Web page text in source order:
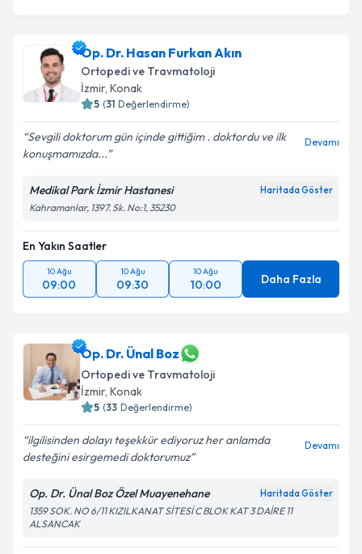
Op. Dr. Hasan Furkan Akın
Ortopedi ve Travmatoloji
İzmir, Konak
5 (31 Değerlendirme)
Sevgili doktorum gün içinde gittiğim . doktordu ve ilk
konuşmamızda...
Devamı
Medikal Park İzmir Hastanesi Haritada Göster
Kahramanlar, 1397. Sk. No:1, 35230
En Yakın Saatler
10 Ağu
09:00
10 Ağu
09:30
10 Ağu
10:00 Daha Fazla
Op. Dr. Ünal Boz
Ortopedi ve Travmatoloji
İzmir, Konak
5 (33 Değerlendirme)
ilgilisinden dolayı teşekkür ediyoruz her anlamda
desteğini esirgemedi doktorumuz
Devamı
Op. Dr. Ünal Boz Özel Muayenehane Haritada Göster
1359 SOK. NO 6/11 KIZILKANAT SİTESİ C BLOK KAT 3 DAİRE 11
ALSANCAK